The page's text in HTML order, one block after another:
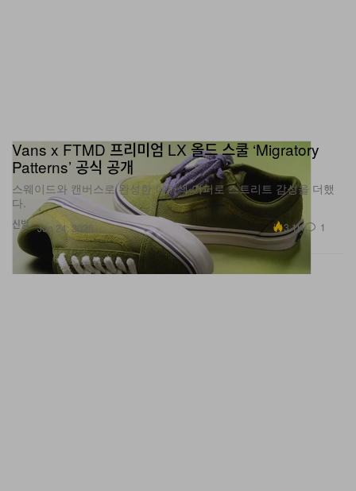
신발
Vans x FTMD 프리미엄 LX 올드 스쿨 ‘Migratory
Patterns’ 공식 공개
스웨이드와 캔버스로 완성한 이끼색 어퍼로 스트리트 감성을 더했
다.
Jun 24, 2026 3.1K 1